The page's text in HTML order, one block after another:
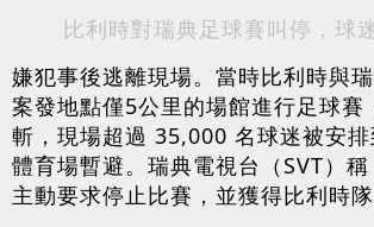
比利時對瑞典足球賽叫停，球
嫌犯事後逃離現場。當時比利時與
案發地點僅5公里的場館進行足球賽
斬，現場超過 35,000 名球迷被安
體育場暫避。瑞典電視台（SVT）
主動要求停止比賽，並獲得比利時隊